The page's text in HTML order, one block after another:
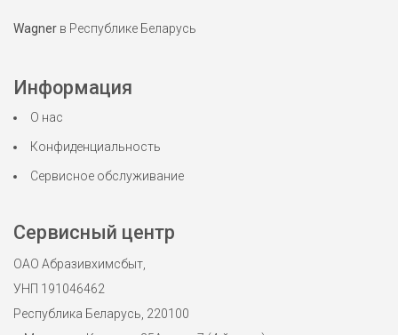
Wagner в Республике Беларусь
Информация
О нас
Конфиденциальность
Сервисное обслуживание
Сервисный центр
ОАО Абразивхимсбыт,
УНП 191046462
Республика Беларусь, 220100